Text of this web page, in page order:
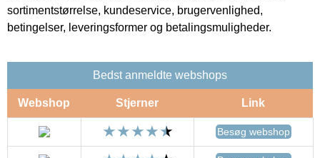
sortimentstørrelse, kundeservice, brugervenlighed,
betingelser, leveringsformer og betalingsmuligheder.
Bedst anmeldte webshops
Webshop Stjerner Link
Besøg webshop